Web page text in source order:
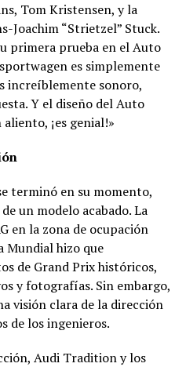
Tom Kristensen, y la
Joachim “Strietzel” Stuck.
primera prueba en el Auto
es simplemente
increíblemente sonoro,
Y el diseño del Auto
¡es genial!»
terminó en su momento,
un modelo acabado. La
en la zona de ocupación
Mundial hizo que
de Grand Prix históricos,
y fotografías. Sin embargo,
visión clara de la dirección
de los ingenieros.
Audi Tradition y los